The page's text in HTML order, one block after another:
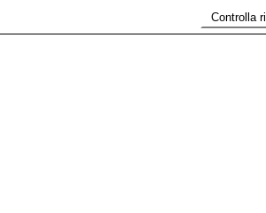
Controlla